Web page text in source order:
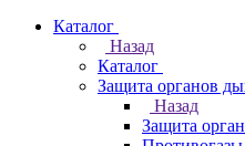
Каталог
Назад
Каталог
Защита органов
Назад
Защита